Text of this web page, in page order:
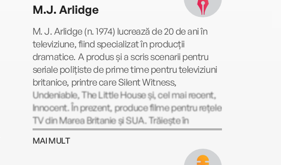
M.J. Arlidge
M. J. Arlidge (n. 1974) lucrează de 20 de ani în
televiziune, fiind specializat în producții
dramatice. A produs și a scris scenarii pentru
seriale polițiste de prime time pentru televiziuni
britanice, printre care Silent Witness,
Undeniable, The Little House și, cel mai recent,
Innocent. În prezent, produce filme pentru rețele
TV din Marea Britanie și SUA. Trăiește în
Hertfordshire cu soția și cei doi copii. Când nu
scrie, joacă tenis sau devorează thrillere, cărți
de istorie și biografii. Are o slăbiciune pentru
MAI MULT